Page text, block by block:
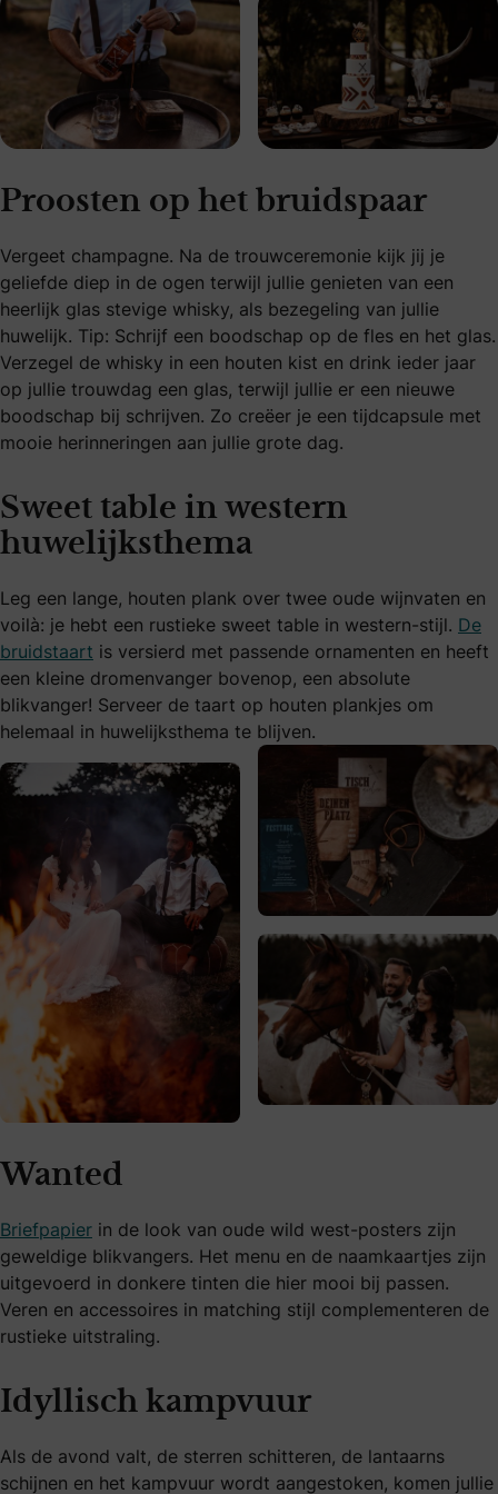
Proosten op het bruidspaar
Vergeet champagne. Na de trouwceremonie kijk jij je
geliefde diep in de ogen terwijl jullie genieten van een
heerlijk glas stevige whisky, als bezegeling van jullie
huwelijk. Tip: Schrijf een boodschap op de fles en het glas.
Verzegel de whisky in een houten kist en drink ieder jaar
op jullie trouwdag een glas, terwijl jullie er een nieuwe
boodschap bij schrijven. Zo creëer je een tijdcapsule met
mooie herinneringen aan jullie grote dag.
Sweet table in western
huwelijksthema
Leg een lange, houten plank over twee oude wijnvaten en
voilà: je hebt een rustieke sweet table in western-stijl. De
bruidstaart is versierd met passende ornamenten en heeft
een kleine dromenvanger bovenop, een absolute
blikvanger! Serveer de taart op houten plankjes om
helemaal in huwelijksthema te blijven.
Wanted
Briefpapier in de look van oude wild west-posters zijn
geweldige blikvangers. Het menu en de naamkaartjes zijn
uitgevoerd in donkere tinten die hier mooi bij passen.
Veren en accessoires in matching stijl complementeren de
rustieke uitstraling.
Idyllisch kampvuur
Als de avond valt, de sterren schitteren, de lantaarns
schijnen en het kampvuur wordt aangestoken, komen jullie